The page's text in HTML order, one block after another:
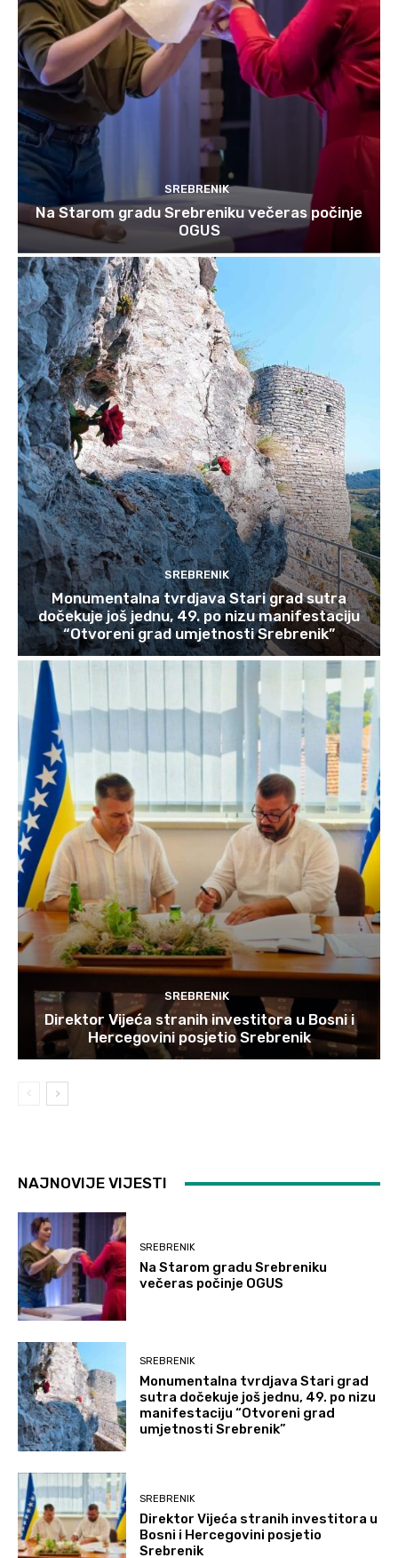
SREBRENIK
Na Starom gradu Srebreniku večeras počinje
OGUS
SREBRENIK
Monumentalna tvrdjava Stari grad sutra
dočekuje još jednu, 49. po nizu manifestaciju
“Otvoreni grad umjetnosti Srebrenik”
SREBRENIK
Direktor Vijeća stranih investitora u Bosni i
Hercegovini posjetio Srebrenik
NAJNOVIJE VIJESTI
SREBRENIK
Na Starom gradu Srebreniku
večeras počinje OGUS
SREBRENIK
Monumentalna tvrdjava Stari grad
sutra dočekuje još jednu, 49. po nizu
manifestaciju “Otvoreni grad
umjetnosti Srebrenik”
SREBRENIK
Direktor Vijeća stranih investitora u
Bosni i Hercegovini posjetio
Srebrenik